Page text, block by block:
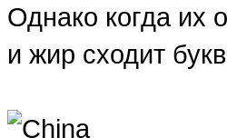
Однако когда их
и жир сходит